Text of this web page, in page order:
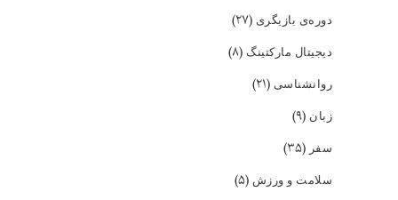
دوره‌ی بازیگری (۲۷)
دیجیتال مارکتینگ (۸)
روانشناسی (۲۱)
زبان (۹)
سفر (۳۵)
سلامت و ورزش (۵)